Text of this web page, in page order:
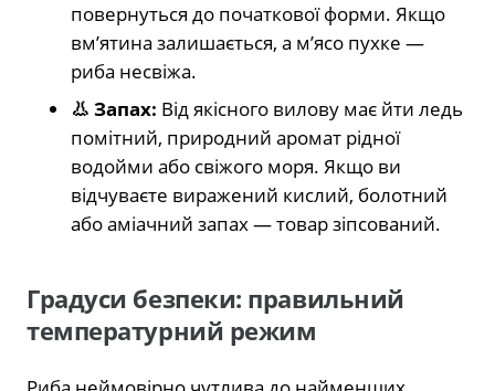
повернуться до початкової форми. Якщо
вм’ятина залишається, а м’ясо пухке —
риба несвіжа.
👃 Запах: Від якісного вилову має йти ледь
помітний, природний аромат рідної
водойми або свіжого моря. Якщо ви
відчуваєте виражений кислий, болотний
або аміачний запах — товар зіпсований.
Градуси безпеки: правильний
температурний режим